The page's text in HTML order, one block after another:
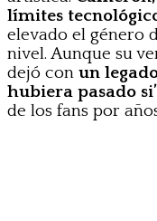
límites
elevado el género
nivel. Aunque su
dejó con un
hubiera pasado
de los fans por